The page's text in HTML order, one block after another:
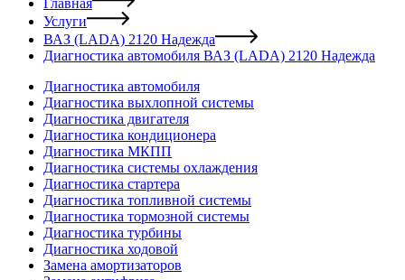
Главная
Услуги
ВАЗ (LADA) 2120 Надежда
Диагностика автомобиля ВАЗ (LADA) 2120 Надежда
Диагностика автомобиля
Диагностика выхлопной системы
Диагностика двигателя
Диагностика кондиционера
Диагностика МКПП
Диагностика системы охлаждения
Диагностика стартера
Диагностика топливной системы
Диагностика тормозной системы
Диагностика турбины
Диагностика ходовой
Замена амортизаторов